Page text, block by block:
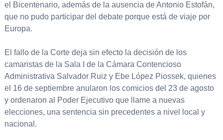
el Bicentenario, además de la ausencia de Antonio Estofán,
que no pudo participar del debate porque está de viaje por
Europa.
El fallo de la Corte deja sin efecto la decisión de los
camaristas de la Sala I de la Cámara Contencioso
Administrativa Salvador Ruiz y Ebe López Piossek, quienes
el 16 de septiembre anularon los comicios del 23 de agosto
y ordenaron al Poder Ejecutivo que llame a nuevas
elecciones, una sentencia sin precedentes a nivel local y
nacional.